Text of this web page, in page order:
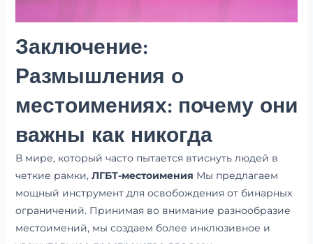
Заключение:
Размышления о
местоимениях: почему они
важны как никогда
В мире, который часто пытается втиснуть людей в
четкие рамки, ЛГБТ-местоимения Мы предлагаем
мощный инструмент для освобождения от бинарных
ограничений. Принимая во внимание разнообразие
местоимений, мы создаем более инклюзивное и